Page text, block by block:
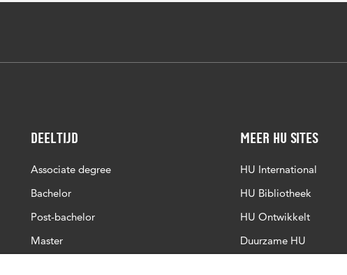
Deeltijd
Associate degree
Bachelor
Post-bachelor
Master
Meer HU sites
HU International
HU Bibliotheek
HU Ontwikkelt
Duurzame HU